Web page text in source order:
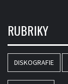
RUBRIKY
DISKOGRAFIE